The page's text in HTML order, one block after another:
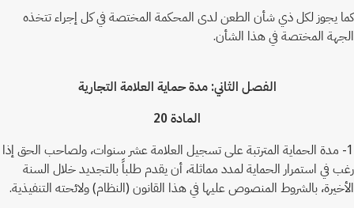
كما يجوز لكل ذي شأن الطعن لدى المحكمة المختصة في كل إجراء تتخذه
الجهة المختصة في هذا الشأن.
الفصل الثاني: مدة حماية العلامة التجارية
المادة 20
1- مدة الحماية المترتبة على تسجيل العلامة عشر سنوات، ولصاحب الحق إذا
رغب في استمرار الحماية لمدد مماثلة، أن يقدم طلباً بالتجديد خلال السنة
الأخيرة، بالشروط المنصوص عليها في هذا القانون (النظام) ولائحته التنفيذية.